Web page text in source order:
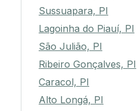
Sussuapara, PI
Lagoinha do Piauí, PI
São Julião, PI
Ribeiro Gonçalves, PI
Caracol, PI
Alto Longá, PI